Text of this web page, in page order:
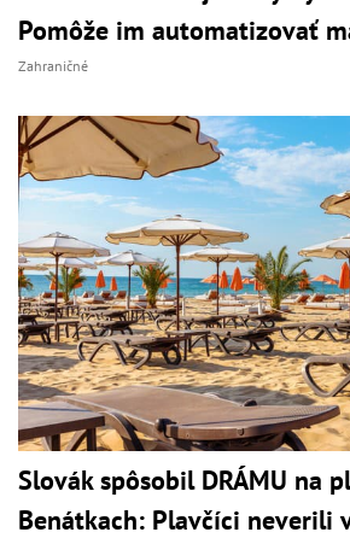
Pomôže im automatizovať
Zahraničné
Slovák spôsobil DRÁMU na
Benátkach: Plavčíci neverili